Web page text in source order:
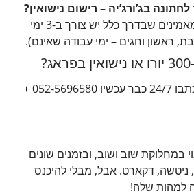
בג’ורג’יה – רישום נישואין?
המומחים שלנו מאמינים שבדרך כלל יש צורך ב-3 ימי
וחגים – ימי עבודה שאינם).
לייעוץ חינם התקשרו וכתבו 24/7 כבר עכשיו 052-5696580 +
שוב ושוב, ובזמנים שונים
דקארט. אבל, מבלי להיכנס
שלה!